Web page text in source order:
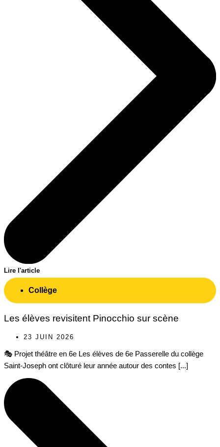
Lire l'article
Collège
Les élèves revisitent Pinocchio sur scène
23 JUIN 2026
🎭 Projet théâtre en 6e Les élèves de 6e Passerelle du collège
Saint-Joseph ont clôturé leur année autour des contes [...]